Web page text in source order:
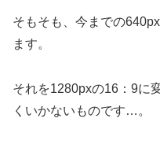
そもそも、今までの
ます。
それを1280pxの16：9に
くいかないものです…。